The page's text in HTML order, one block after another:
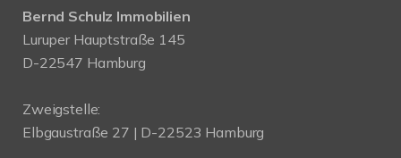
Bernd Schulz Immobilien
Luruper Hauptstraße 145
D-22547 Hamburg
Zweigstelle:
Elbgaustraße 27 | D-22523 Hamburg